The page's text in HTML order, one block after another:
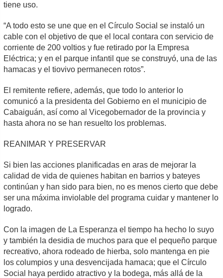
tiene uso.
“A todo esto se une que en el Círculo Social se instaló un
cable con el objetivo de que el local contara con servicio de
corriente de 200 voltios y fue retirado por la Empresa
Eléctrica; y en el parque infantil que se construyó, una de las
hamacas y el tiovivo permanecen rotos”.
El remitente refiere, además, que todo lo anterior lo
comunicó a la presidenta del Gobierno en el municipio de
Cabaiguán, así como al Vicegobernador de la provincia y
hasta ahora no se han resuelto los problemas.
REANIMAR Y PRESERVAR
Si bien las acciones planificadas en aras de mejorar la
calidad de vida de quienes habitan en barrios y bateyes
continúan y han sido para bien, no es menos cierto que debe
ser una máxima inviolable del programa cuidar y mantener lo
logrado.
Con la imagen de La Esperanza el tiempo ha hecho lo suyo
y también la desidia de muchos para que el pequeño parque
recreativo, ahora rodeado de hierba, solo mantenga en pie
los columpios y una desvencijada hamaca; que el Círculo
Social haya perdido atractivo y la bodega, más allá de la